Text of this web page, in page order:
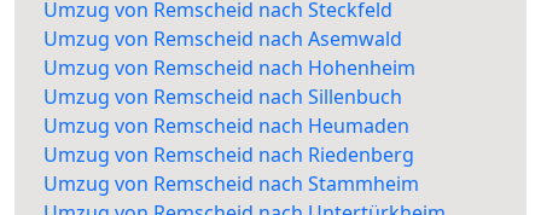
Umzug von Remscheid nach Steckfeld
Umzug von Remscheid nach Asemwald
Umzug von Remscheid nach Hohenheim
Umzug von Remscheid nach Sillenbuch
Umzug von Remscheid nach Heumaden
Umzug von Remscheid nach Riedenberg
Umzug von Remscheid nach Stammheim